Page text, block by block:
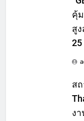
คุ้
สู
25
ส
งา